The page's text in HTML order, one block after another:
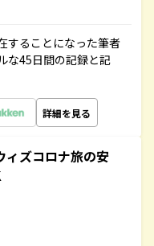
することになった筆者
な45日間の記録と記
詳細を見る
ィズコロナ旅の安